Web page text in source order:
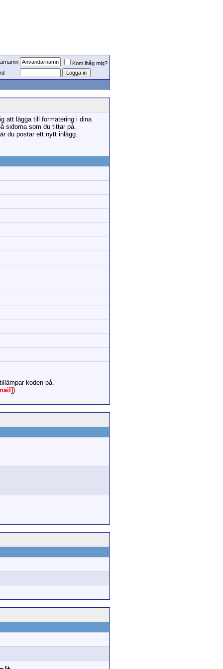
Kom ihåg mig?
att lägga till formatering i dina
sidorna som du tittar på.
du postar ett nytt inlägg.
koden på.
)